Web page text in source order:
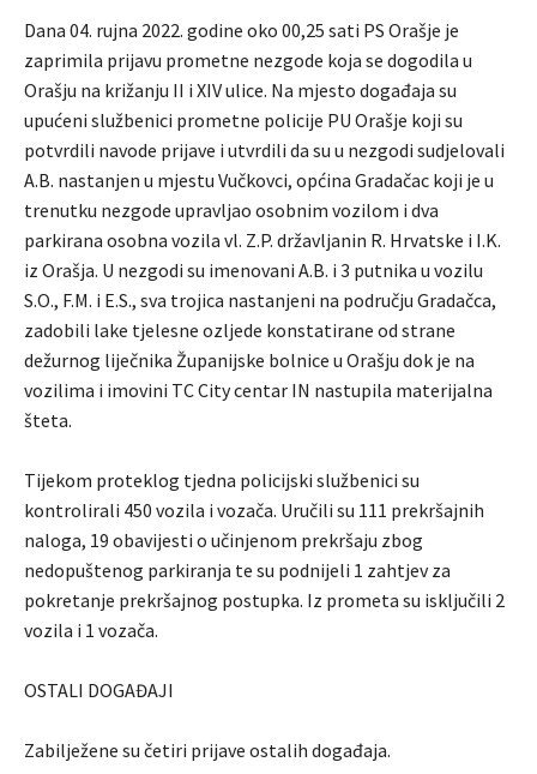
Dana 04. rujna 2022. godine oko 00,25 sati PS Orašje je
zaprimila prijavu prometne nezgode koja se dogodila u
Orašju na križanju II i XIV ulice. Na mjesto događaja su
upućeni službenici prometne policije PU Orašje koji su
potvrdili navode prijave i utvrdili da su u nezgodi sudjelovali
A.B. nastanjen u mjestu Vučkovci, općina Gradačac koji je u
trenutku nezgode upravljao osobnim vozilom i dva
parkirana osobna vozila vl. Z.P. državljanin R. Hrvatske i I.K.
iz Orašja. U nezgodi su imenovani A.B. i 3 putnika u vozilu
S.O., F.M. i E.S., sva trojica nastanjeni na području Gradačca,
zadobili lake tjelesne ozljede konstatirane od strane
dežurnog liječnika Županijske bolnice u Orašju dok je na
vozilima i imovini TC City centar IN nastupila materijalna
šteta.
Tijekom proteklog tjedna policijski službenici su
kontrolirali 450 vozila i vozača. Uručili su 111 prekršajnih
naloga, 19 obavijesti o učinjenom prekršaju zbog
nedopuštenog parkiranja te su podnijeli 1 zahtjev za
pokretanje prekršajnog postupka. Iz prometa su isključili 2
vozila i 1 vozača.
OSTALI DOGAĐAJI
Zabilježene su četiri prijave ostalih događaja.